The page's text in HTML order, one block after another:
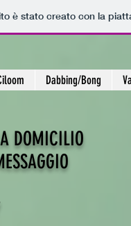
è stato creato con la
Dabbing/Bong
DOMICILIO